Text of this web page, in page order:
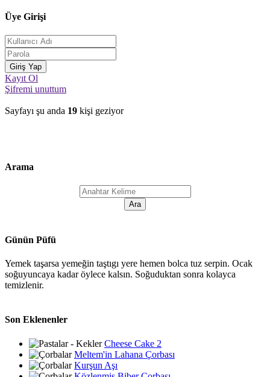
Üye Girişi
Kayıt Ol
Şifremi unuttum
Sayfayı şu anda 19 kişi geziyor
Arama
Günün Püfü
Yemek taşarsa yemeğin taştıgı yere hemen bolca tuz serpin. Ocak
soğuyuncaya kadar öylece kalsın. Soğuduktan sonra kolayca
temizlenir.
Son Eklenenler
Cheese Cake 2
Meltem'in Lahana Çorbası
Kurşun Aşı